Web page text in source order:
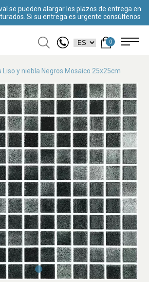
se pueden alargar los plazos de entrega en
Si su entrega es urgente consúltenos
0
Liso y niebla Negros Mosaico 25x25cm